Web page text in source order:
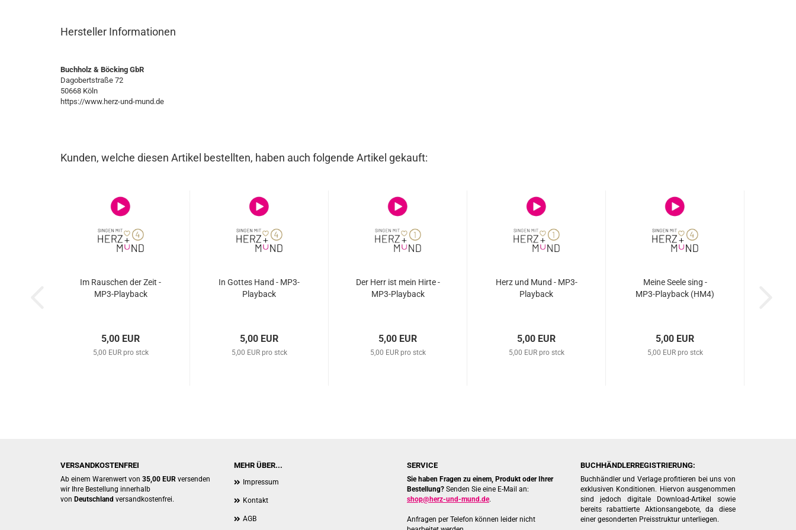
Hersteller Informationen
Buchholz & Böcking GbR
Dagobertstraße 72
50668 Köln
https://www.herz-und-mund.de
Kunden, welche diesen Artikel bestellten, haben auch folgende Artikel gekauft:
Im Rau­schen der Zeit -
MP3-​Play­back
5,00 EUR
5,00 EUR pro stck
In Got­tes Hand - MP3-​
Play­back
5,00 EUR
5,00 EUR pro stck
Der Herr ist mein Hirte -
MP3-​Play­back
5,00 EUR
5,00 EUR pro stck
Herz und Mund - MP3-​
Play­back
5,00 EUR
5,00 EUR pro stck
Meine Seele sing -
MP3-​Play­back (HM4)
5,00 EUR
5,00 EUR pro stck
MEHR ÜBER...
Impressum
Kontakt
AGB
SERVICE
Sie haben Fragen zu einem, Produkt oder Ihrer
Bestellung? Senden Sie eine E-Mail an:
shop@herz-und-mund.de.
Anfragen per Telefon können leider nicht
BUCHHÄNDLERREGISTRIERUNG:
Buchhändler und Verlage profitieren bei uns von
exklusiven Konditionen. Hiervon ausgenommen
sind jedoch digitale Download-Artikel sowie
bereits rabattierte Aktionsangebote, da diese
einer gesonderten Preisstruktur unterliegen.
VERSANDKOSTENFREI
Ab einem Warenwert von 35,00 EUR versenden
wir Ihre Bestellung innerhalb
von Deutschland versandkostenfrei.